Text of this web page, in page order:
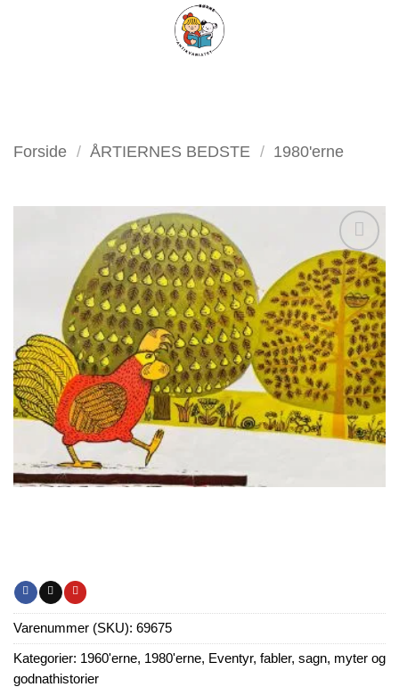
FILTER
Forside / ÅRTIERNES BEDSTE / 1980'erne
Tilføj
som
favorit
Varenummer (SKU): 69675
Kategorier: 1960'erne, 1980'erne, Eventyr, fabler, sagn, myter og
godnathistorier